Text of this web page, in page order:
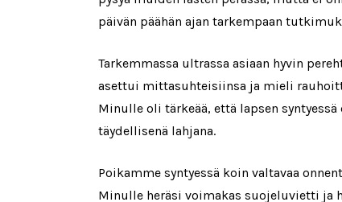
päivän päähän ajan tarkempaan
Tarkemmassa ultrassa asiaan hyvin
asettui mittasuhteisiinsa ja mieli
Minulle oli tärkeää, että lapsen
täydellisenä lahjana.
Poikamme syntyessä koin valtavaa
Minulle heräsi voimakas suojeluvietti ja